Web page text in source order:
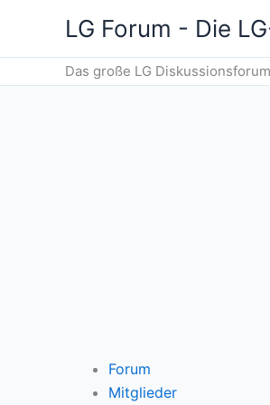
springen
LG Forum - Die
Das große LG
Forum
Mitglieder